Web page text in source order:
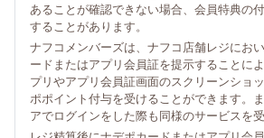
あることが確認できない場合、会員特典の
することがあります。
ナフコメンバーズは、ナフコ店舗レジにお
ードまたはアプリ会員証を提示することに
プリやアプリ会員証画面のスクリーンショ
ポポイント付与を受けることができます。
アでログインをした際も同様のサービスを受